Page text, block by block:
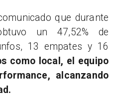
que durante
un 47,52% de
13 empates y 16
como local, el equipo
alcanzando